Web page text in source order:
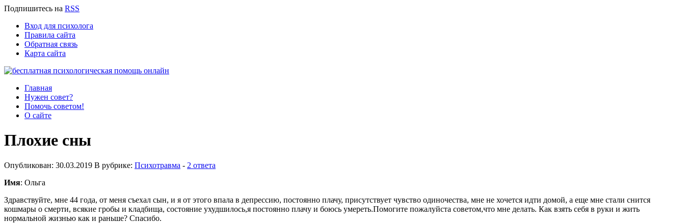
Подпишитесь на RSS
Вход для психолога
Правила сайта
Обратная связь
Карта сайта
Главная
Нужен совет?
Помочь советом!
О сайте
Плохие сны
Опубликован: 30.03.2019 В рубрике: Психотравма - 2 ответа
Имя: Ольга
Здравствуйте, мне 44 года, от меня съехал сын, и я от этого впала в депрессию, постоянно плачу, присутствует чувство одиночества, мне не хочется идти домой, а еще мне стали снится
кошмары о смерти, всякие гробы и кладбища, состояние ухудшилось,я постоянно плачу и боюсь умереть.Помогите пожалуйста советом,что мне делать. Как взять себя в руки и жить
нормальной жизнью как и раньше? Спасибо.